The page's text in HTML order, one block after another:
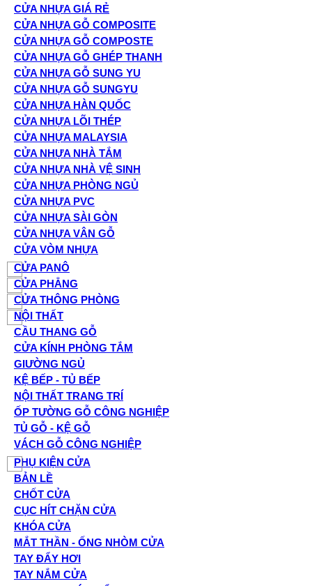
CỬA NHỰA GIÁ RẺ
CỬA NHỰA GỖ COMPOSITE
CỬA NHỰA GỖ COMPOSTE
CỬA NHỰA GỖ GHÉP THANH
CỬA NHỰA GỖ SUNG YU
CỬA NHỰA GỖ SUNGYU
CỬA NHỰA HÀN QUỐC
CỬA NHỰA LÕI THÉP
CỬA NHỰA MALAYSIA
CỬA NHỰA NHÀ TẮM
CỬA NHỰA NHÀ VỆ SINH
CỬA NHỰA PHÒNG NGỦ
CỬA NHỰA PVC
CỬA NHỰA SÀI GÒN
CỬA NHỰA VÂN GỖ
CỬA VÒM NHỰA
CỬA PANÔ
CỬA PHẲNG
CỬA THÔNG PHÒNG
NỘI THẤT
CẦU THANG GỖ
CỬA KÍNH PHÒNG TẮM
GIƯỜNG NGỦ
KỆ BẾP - TỦ BẾP
NỘI THẤT TRANG TRÍ
ỐP TƯỜNG GỖ CÔNG NGHIỆP
TỦ GỖ - KỆ GỖ
VÁCH GỖ CÔNG NGHIỆP
PHỤ KIỆN CỬA
BẢN LỀ
CHỐT CỬA
CỤC HÍT CHẶN CỬA
KHÓA CỬA
MẮT THẦN - ỐNG NHÒM CỬA
TAY ĐẨY HƠI
TAY NẮM CỬA